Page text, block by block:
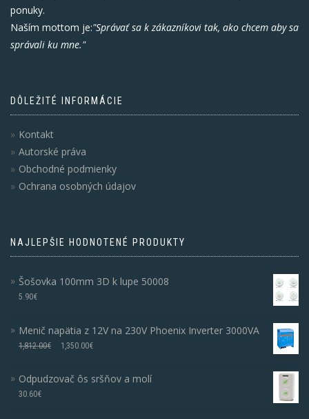
ponuky.
Naším mottom je:"Správať sa k zákazníkovi tak, ako chcem aby sa
správali ku mne."
DÔLEŽITÉ INFORMÁCIE
Kontakt
Autorské práva
Obchodné podmienky
Ochrana osobných údajov
NAJLEPŠIE HODNOTENÉ PRODUKTY
Šošovka 100mm 3D k lupe 50008
5.90€
Menič napätia z 12V na 230V Phoenix Inverter 3000VA
1,812.00€ 1,350.00€
Odpudzovač ôs sršňov a molí
30.60€